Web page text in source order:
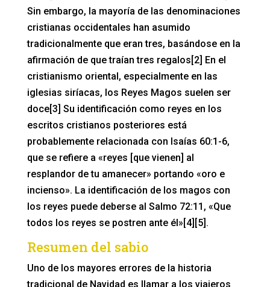
Sin embargo, la mayoría de las denominaciones
cristianas occidentales han asumido
tradicionalmente que eran tres, basándose en la
afirmación de que traían tres regalos[2] En el
cristianismo oriental, especialmente en las
iglesias siríacas, los Reyes Magos suelen ser
doce[3] Su identificación como reyes en los
escritos cristianos posteriores está
probablemente relacionada con Isaías 60:1-6,
que se refiere a «reyes [que vienen] al
resplandor de tu amanecer» portando «oro e
incienso». La identificación de los magos con
los reyes puede deberse al Salmo 72:11, «Que
todos los reyes se postren ante él»[4][5].
Resumen del sabio
Uno de los mayores errores de la historia
tradicional de Navidad es llamar a los viajeros